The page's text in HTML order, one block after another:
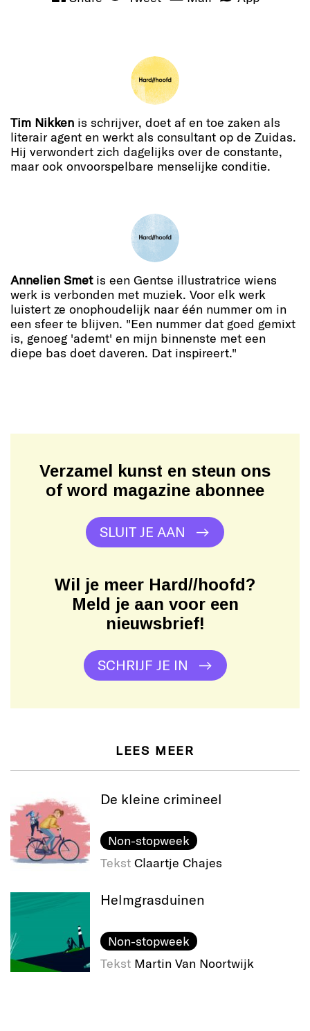
Tim Nikken is schrijver, doet af en toe zaken als
literair agent en werkt als consultant op de Zuidas.
Hij verwondert zich dagelijks over de constante,
maar ook onvoorspelbare menselijke conditie.
Annelien Smetis een Gentse illustratrice wiens
werk is verbonden met muziek. Voor elk werk
luistert ze onophoudelijk naar één nummer om in
een sfeer te blijven. "Een nummer dat goed gemixt
is, genoeg 'ademt' en mijn binnenste met een
diepe bas doet daveren. Dat inspireert."
Verzamel kunst en steun ons
of word magazine abonnee
SLUIT JE AAN
Wil je meer Hard//hoofd?
Meld je aan voor een
nieuwsbrief!
SCHRIJF JE IN
LEES MEER
De kleine crimineel
Non-stopweek
Tekst Claartje Chajes
Helmgras​duinen
Non-stopweek
Tekst Martin Van Noortwijk